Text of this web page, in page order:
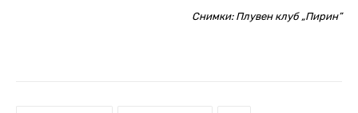
Снимки: Плувен клуб „Пирин”